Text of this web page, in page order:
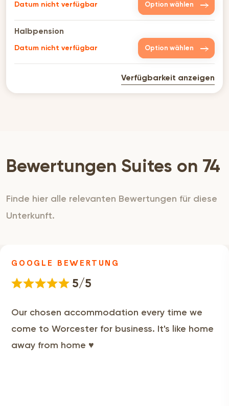
Datum nicht verfügbar Option wählen
Halbpension
Datum nicht verfügbar Option wählen
Verfügbarkeit anzeigen
Bewertungen Suites on 74
Finde hier alle relevanten Bewertungen für diese
Unterkunft.
GOOGLE BEWERTUNG
5/5
Our chosen accommodation every time we
come to Worcester for business. It's like home
away from home ♥️